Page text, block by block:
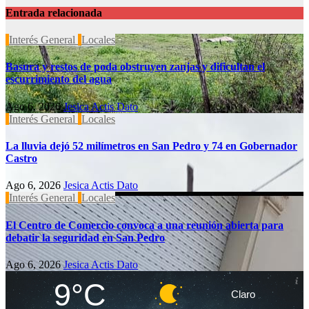
Entrada relacionada
Interés General Locales
Basura y restos de poda obstruyen zanjas y dificultan el
escurrimiento del agua
Ago 6, 2026Jesica Actis Dato
Interés General Locales
La lluvia dejó 52 milímetros en San Pedro y 74 en Gobernador
Castro
Ago 6, 2026 Jesica Actis Dato
Interés General Locales
El Centro de Comercio convoca a una reunión abierta para
debatir la seguridad en San Pedro
Ago 6, 2026Jesica Actis Dato
9°C Claro